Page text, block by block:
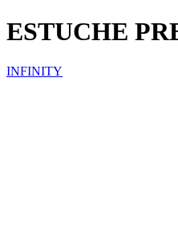
ESTUCHE
INFINITY